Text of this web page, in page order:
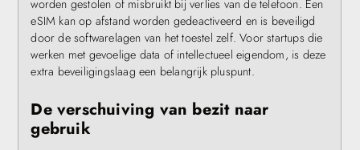
worden gestolen of misbruikt bij verlies van de telefoon. Een
eSIM kan op afstand worden gedeactiveerd en is beveiligd
door de softwarelagen van het toestel zelf. Voor startups die
werken met gevoelige data of intellectueel eigendom, is deze
extra beveiligingslaag een belangrijk pluspunt.
De verschuiving van bezit naar
gebruik